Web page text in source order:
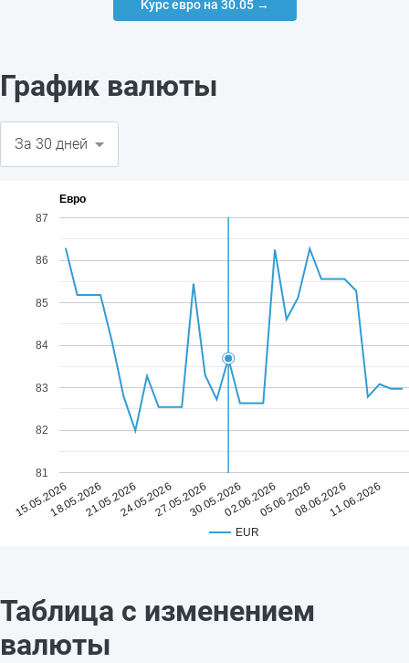
Курс евро на 30.05 →
График валюты
Евро
EUR
15.05.202618.05.202621.05.202624.05.202627.05.202630.05.202602.06.202605.06.202608.06.202611.06.2026
81
82
83
84
85
86
87
Таблица с изменением
валюты